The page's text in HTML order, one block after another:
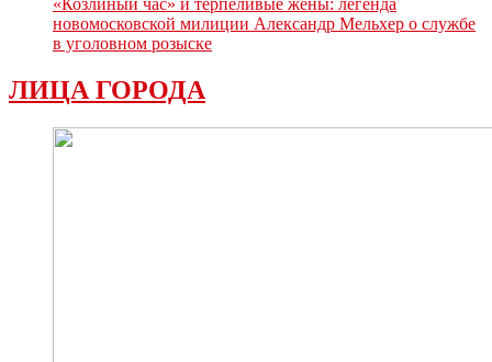
«Козлиный час» и терпеливые жёны: легенда
новомосковской милиции Александр Мельхер о службе
в уголовном розыске
ЛИЦА ГОРОДА